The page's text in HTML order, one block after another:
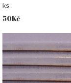
ks
50Kč